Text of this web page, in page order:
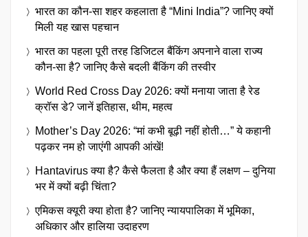
भारत का कौन-सा शहर कहलाता है “Mini India”? जानिए क्यों
मिली यह खास पहचान
भारत का पहला पूरी तरह डिजिटल बैंकिंग अपनाने वाला राज्य
कौन-सा है? जानिए कैसे बदली बैंकिंग की तस्वीर
World Red Cross Day 2026: क्यों मनाया जाता है रेड
क्रॉस डे? जानें इतिहास, थीम, महत्व
Mother’s Day 2026: “मां कभी बूढ़ी नहीं होती…” ये कहानी
पढ़कर नम हो जाएंगी आपकी आंखें!
Hantavirus क्या है? कैसे फैलता है और क्या हैं लक्षण – दुनिया
भर में क्यों बढ़ी चिंता?
एमिकस क्यूरी क्या होता है? जानिए न्यायपालिका में भूमिका,
अधिकार और हालिया उदाहरण